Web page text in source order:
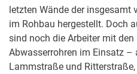
letzten Wände der insgesamt
im Rohbau hergestellt. Doch
sind noch die Arbeiter mit
Abwasserrohren im Einsatz –
Lammstraße und